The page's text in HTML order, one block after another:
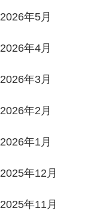
2026年5月
2026年4月
2026年3月
2026年2月
2026年1月
2025年12月
2025年11月